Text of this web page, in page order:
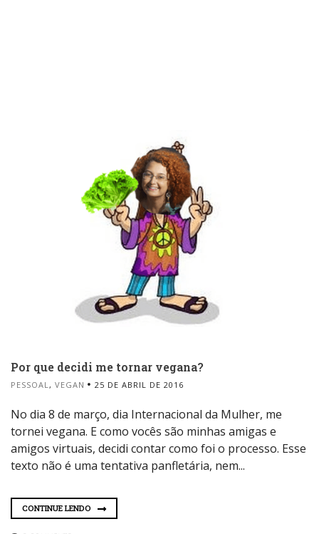
Por que decidi me tornar vegana?
PESSOAL, VEGAN 25 DE ABRIL DE 2016
No dia 8 de março, dia Internacional da Mulher, me
tornei vegana. E como vocês são minhas amigas e
amigos virtuais, decidi contar como foi o processo. Esse
texto não é uma tentativa panfletária, nem...
CONTINUE LENDO